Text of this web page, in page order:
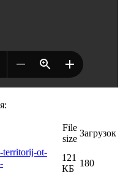
File
size
Загрузок
territorij-ot-
121
КБ
180